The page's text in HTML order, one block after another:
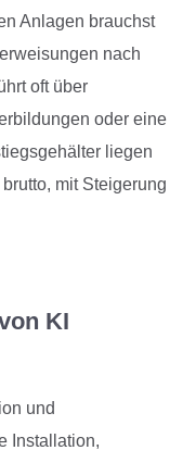
Anlagen brauchst
nach
oft über
oder eine
liegen
mit Steigerung
KI
und
Installation,